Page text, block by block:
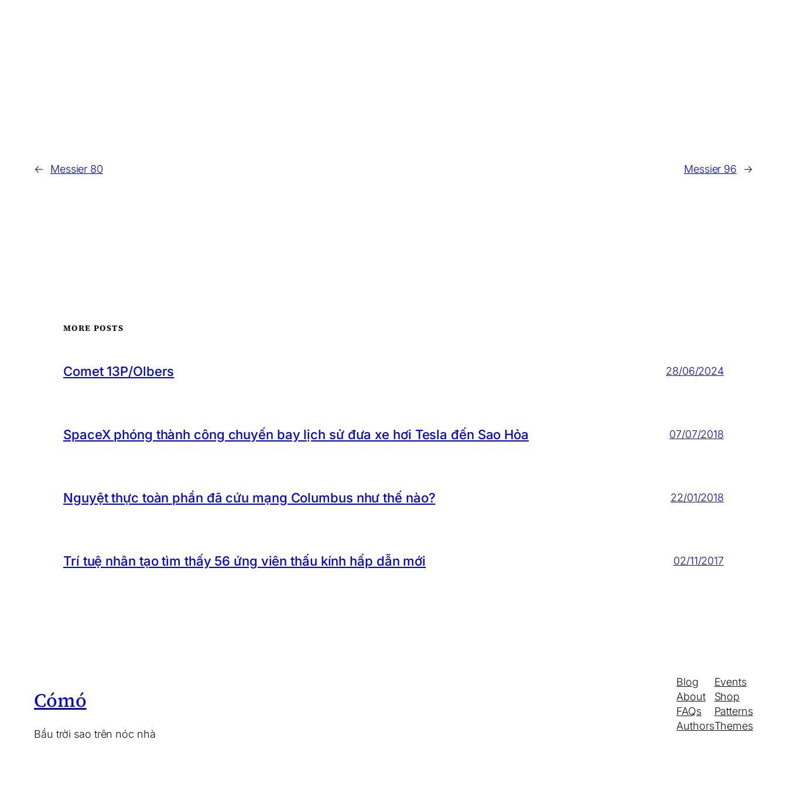
← Messier 80 Messier 96 →
MORE POSTS
Comet 13P/Olbers 28/06/2024
SpaceX phóng thành công chuyến bay lịch sử đưa xe hơi Tesla đến Sao Hỏa 07/07/2018
Nguyệt thực toàn phần đã cứu mạng Columbus như thế nào? 22/01/2018
Trí tuệ nhân tạo tìm thấy 56 ứng viên thấu kính hấp dẫn mới 02/11/2017
Cómó
Bầu trời sao trên nóc nhà
Blog
About
FAQs
Authors
Events
Shop
Patterns
Themes